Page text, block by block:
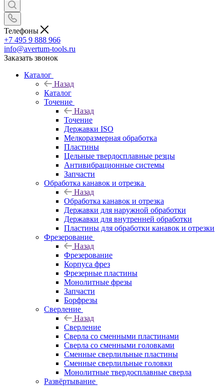
Телефоны
+7 495 9 888 966
info@avertum-tools.ru
Заказать звонок
Каталог
Назад
Каталог
Точение
Назад
Точение
Державки ISO
Мелкоразмерная обработка
Пластины
Цельные твердосплавные резцы
Антивибрационные системы
Запчасти
Обработка канавок и отрезка
Назад
Обработка канавок и отрезка
Державки для наружной обработки
Державки для внутренней обработки
Пластины для обработки канавок и отрезки
Фрезерование
Назад
Фрезерование
Корпуса фрез
Фрезерные пластины
Монолитные фрезы
Запчасти
Борфрезы
Сверление
Назад
Сверление
Сверла со сменными пластинами
Сверла со сменными головками
Сменные сверлильные пластины
Сменные сверлильные головки
Монолитные твердосплавные сверла
Развёртывание